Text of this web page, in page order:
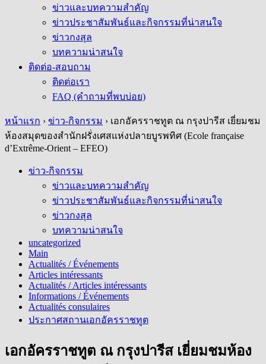
ข่าวและบทความสำคัญ
ข่าวประชาสัมพันธ์และกิจกรรมที่น่าสนใจ
ข่าวกงสุล
บทความน่าสนใจ
ติดต่อ-สอบถาม
ติดต่อเรา
FAQ (คำถามที่พบบ่อย)
หน้าแรก › ข่าว-กิจกรรม › เอกอัครราชทูต ณ กรุงปารีส เยี่ยมชม
ห้องสมุดของสำนักฝรั่งเศสแห่งปลายบูรพทิศ (Ecole française
d’Extrême-Orient – EFEO)
ข่าว-กิจกรรม
ข่าวและบทความสำคัญ
ข่าวประชาสัมพันธ์และกิจกรรมที่น่าสนใจ
ข่าวกงสุล
บทความน่าสนใจ
uncategorized
Main
Actualités / Événements
Articles intéressants
Actualités / Articles intéressants
Informations / Événements
Actualités consulaires
ประกาศสถานเอกอัครราชทูต
เอกอัครราชทูต ณ กรุงปารีส เยี่ยมชมห้อง